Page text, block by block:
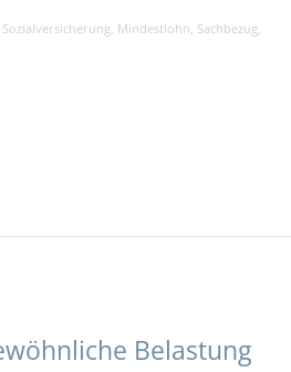
Sozialversicherung, Mindestlohn, Sachbezug,
Belastung